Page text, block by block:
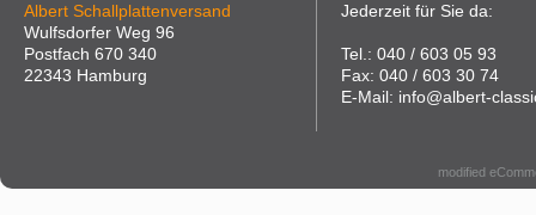
Albert Schallplattenversand
Wulfsdorfer Weg 96
Postfach 670 340
22343 Hamburg
Jederzeit für Sie da:
Tel.: 040 / 603 05 93
Fax: 040 / 603 30 74
E-Mail: info@albert-
modified